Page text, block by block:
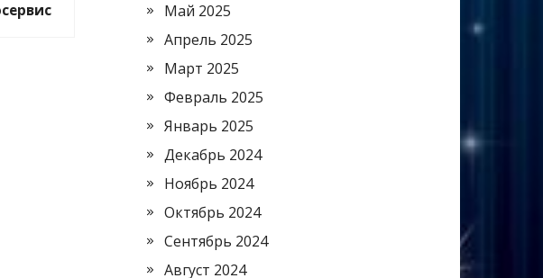
Май 2025
Апрель 2025
Март 2025
Февраль 2025
Январь 2025
Декабрь 2024
Ноябрь 2024
Октябрь 2024
Сентябрь 2024
Август 2024